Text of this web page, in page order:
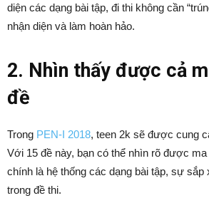
diện các dạng bài tập, đi thi không cần
nhận diện và làm hoàn hảo.
2. Nhìn thấy được cả
đề
Trong PEN-I 2018, teen 2k sẽ được cung
Với 15 đề này, bạn có thể nhìn rõ được
chính là hệ thống các dạng bài tập, sự sắp
trong đề thi.